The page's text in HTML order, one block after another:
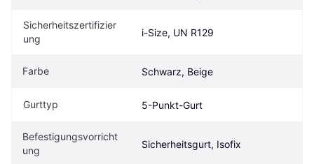
Sicherheitszertifizier
ung
i-Size, UN R129
Farbe Schwarz, Beige
Gurttyp 5-Punkt-Gurt
Befestigungsvorricht
ung
Sicherheitsgurt, Isofix